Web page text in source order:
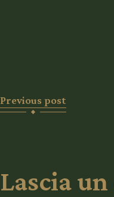
Previous post
Lascia